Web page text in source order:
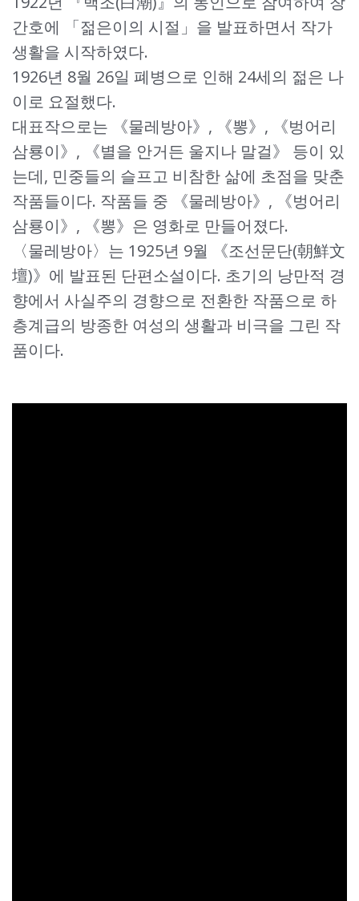
간호에 「젊은이의 시절」을 발표하면서 작가
생활을 시작하였다.
1926년 8월 26일 폐병으로 인해 24세의 젊은 나
이로 요절했다.
대표작으로는 《물레방아》, 《뽕》, 《벙어리
삼룡이》, 《별을 안거든 울지나 말걸》 등이 있
는데, 민중들의 슬프고 비참한 삶에 초점을 맞춘
작품들이다. 작품들 중 《물레방아》, 《벙어리
삼룡이》, 《뽕》은 영화로 만들어졌다.
〈물레방아〉는 1925년 9월 《조선문단(朝鮮文
壇)》에 발표된 단편소설이다. 초기의 낭만적 경
향에서 사실주의 경향으로 전환한 작품으로 하
층계급의 방종한 여성의 생활과 비극을 그린 작
품이다.